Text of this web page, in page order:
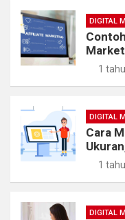
DIGITAL
1
DIGITAL
Cara
1
DIGITAL